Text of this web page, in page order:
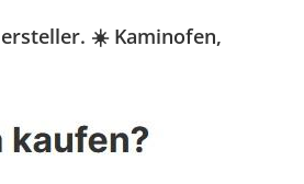
☀️ Kaminofen,